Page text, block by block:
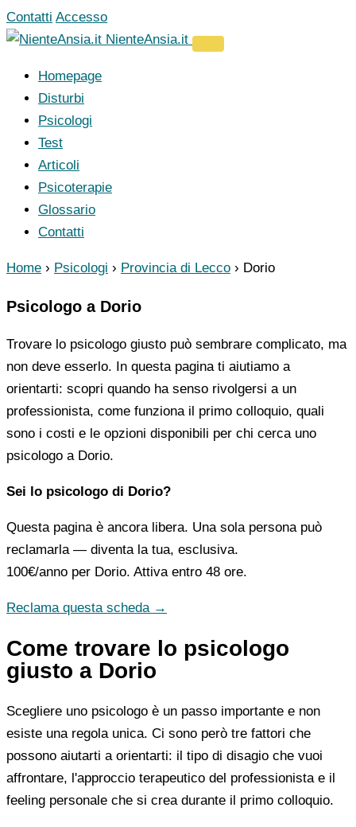
Vai
al
Contatti Accesso
NienteAnsia.it
Homepage
Disturbi
Psicologi
Test
Articoli
Psicoterapie
Glossario
Contatti
Home › Psicologi › Provincia di Lecco › Dorio
Psicologo a Dorio
Trovare lo psicologo giusto può sembrare complicato, ma
non deve esserlo. In questa pagina ti aiutiamo a
orientarti: scopri quando ha senso rivolgersi a un
professionista, come funziona il primo colloquio, quali
sono i costi e le opzioni disponibili per chi cerca uno
psicologo a Dorio.
Sei lo psicologo di Dorio?
Questa pagina è ancora libera. Una sola persona può
reclamarla — diventa la tua, esclusiva.
100€/anno per Dorio. Attiva entro 48 ore.
Reclama questa scheda →
Come trovare lo psicologo
giusto a Dorio
Scegliere uno psicologo è un passo importante e non
esiste una regola unica. Ci sono però tre fattori che
possono aiutarti a orientarti: il tipo di disagio che vuoi
affrontare, l'approccio terapeutico del professionista e il
feeling personale che si crea durante il primo colloquio.